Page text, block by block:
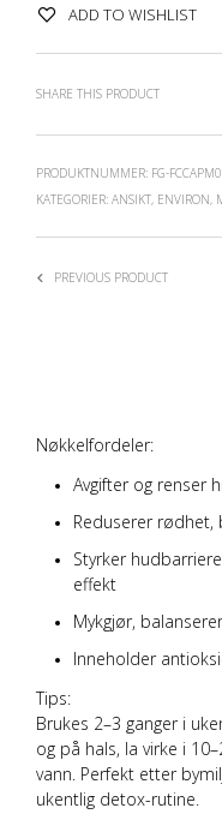
ADD TO WISHLIST
SHARE THIS PRODUCT
PRODUKTNUMMER: FG-
KATEGORIER: ANSIKT, ENVIRON,
PREVIOUS PRODUCT
Nøkkelfordeler:
Avgifter og renser
Reduserer rødhet,
Styrker
effekt
Mykgjør,
Inneholder
Tips:
Brukes 2–3 ganger i
og på hals, la virke i
vann. Perfekt etter
ukentlig detox-rutine.